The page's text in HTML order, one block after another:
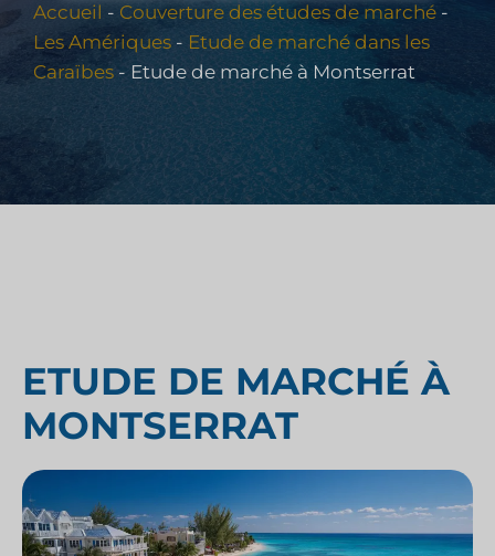
Accueil - Couverture des études de marché -
Les Amériques - Etude de marché dans les
Caraïbes - Etude de marché à Montserrat
ETUDE DE MARCHÉ À
MONTSERRAT